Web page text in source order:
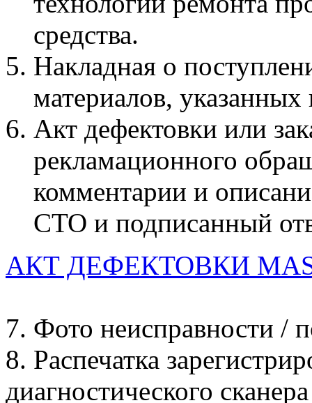
средства.
Накладная о
материалов, указанных
Акт дефектовки или
рекламационного
комментарии и
СТО и подписанный
АКТ ДЕФЕКТОВКИ
7. Фото неисправности /
8. Распечатка
диагностического